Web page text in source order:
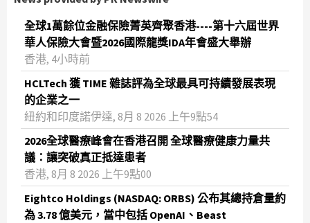
全球1萬餘位金融保險菁英齊聚香港----第十六屆世界
華人保險大會暨2026國際龍獎IDA年會盛大舉辦
香港, 4小時前
HCLTech 獲 TIME 雜誌評為全球最具可持續發展表現
的企業之一
紐約和印度諾伊達, 8月 8 2026 上午9點54
2026全球醫療峰會在香港召開 全球醫療健康力量共
議：讓突破真正抵達患者
香港, 8月 8 2026 上午9點00
Eightco Holdings (NASDAQ: ORBS) 公布其總持倉量約
為 3.78 億美元，當中包括 OpenAI、Beast